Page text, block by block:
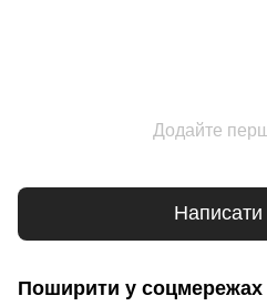
Додайте
Написати
Поширити у соцмережах